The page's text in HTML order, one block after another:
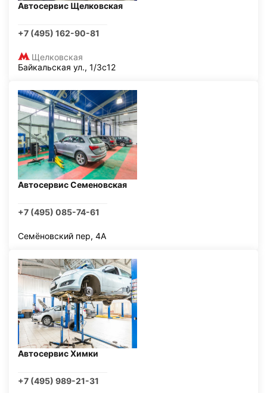
Автосервис Щелковская
+7 (495) 162-90-81
Щелковская
Байкальская ул., 1/3с12
Автосервис Семеновская
+7 (495) 085-74-61
Семёновский пер, 4А
Автосервис Химки
+7 (495) 989-21-31